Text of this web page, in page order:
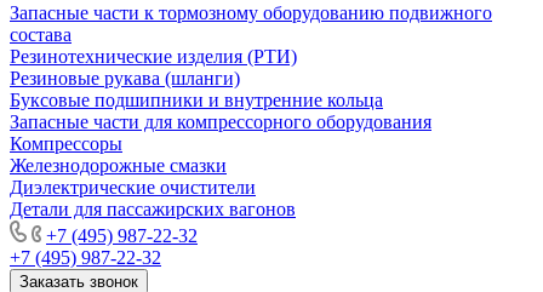
Запасные части к тормозному оборудованию подвижного
состава
Резинотехнические изделия (РТИ)
Резиновые рукава (шланги)
Буксовые подшипники и внутренние кольца
Запасные части для компрессорного оборудования
Компрессоры
Железнодорожные смазки
Диэлектрические очистители
Детали для пассажирских вагонов
+7 (495) 987-22-32
+7 (495) 987-22-32
Заказать звонок